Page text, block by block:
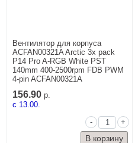
Вентилятор для корпуса
ACFAN00321A Arctic 3x pack
P14 Pro A-RGB White PST
140mm 400-2500rpm FDB PWM
4-pin ACFAN00321A
156.90 р.
c 13.00.
-
+